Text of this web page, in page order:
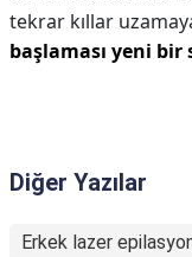
tekrar kıllar
başlaması yeni
Diğer Yazılar
Erkek lazer